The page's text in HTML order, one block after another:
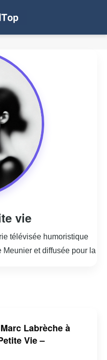
vie
télévisée humoristique
et diffusée pour la
Parmi eux, on
Caro, ainsi que d’autres
à la dynamique
situations cocasses. La
devenant un véritable
et les personnages
témoignant de
Labrèche à
Vie –